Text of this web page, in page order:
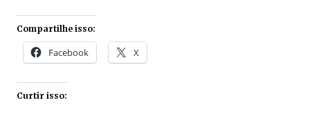
Compartilhe isso:
Facebook X
Curtir isso: